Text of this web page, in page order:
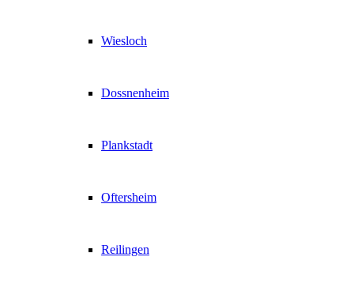
Wiesloch
Dossnenheim
Plankstadt
Oftersheim
Reilingen